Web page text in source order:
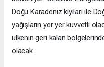
Doğu Karadeniz kıyıları ile
yağışların yer yer kuvvetli
ülkenin geri kalan
olacak.